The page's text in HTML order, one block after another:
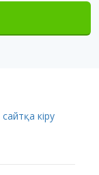
сайтқа кіру